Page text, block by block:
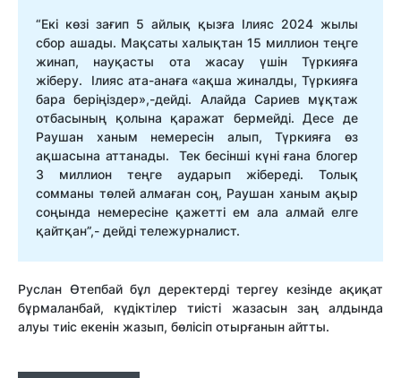
“Екі көзі зағип 5 айлық қызға Ілияс 2024 жылы
сбор ашады. Мақсаты халықтан 15 миллион теңге
жинап, науқасты ота жасау үшін Түркияға
жіберу. Ілияс ата-анаға «ақша жиналды, Түркияға
бара беріңіздер»,-дейді. Алайда Сариев мұқтаж
отбасының қолына қаражат бермейді. Десе де
Раушан ханым немересін алып, Түркияға өз
ақшасына аттанады. Тек бесінші күні ғана блогер
3 миллион теңге аударып жібереді. Толық
сомманы төлей алмаған соң, Раушан ханым ақыр
соңында немересіне қажетті ем ала алмай елге
қайтқан”,- дейді тележурналист.
Руслан Өтепбай бұл деректерді тергеу кезінде ақиқат
бұрмаланбай, күдіктілер тиісті жазасын заң алдында
алуы тиіс екенін жазып, бөлісіп отырғанын айтты.